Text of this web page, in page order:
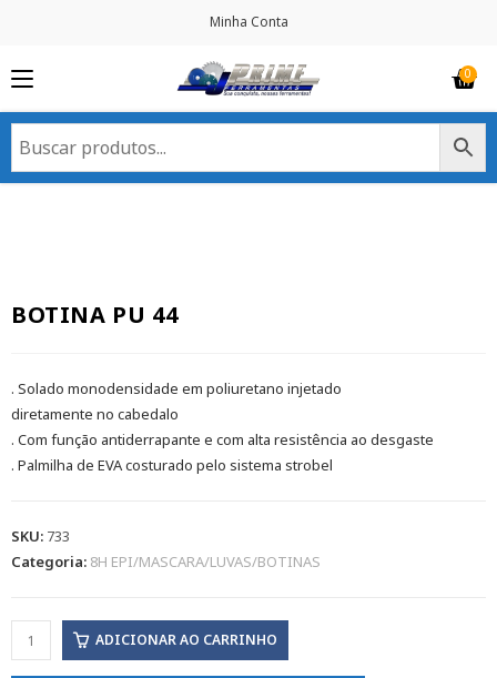
Minha Conta
BOTINA PU 44
. Solado monodensidade em poliuretano injetado
diretamente no cabedalo
. Com função antiderrapante e com alta resistência ao desgaste
. Palmilha de EVA costurado pelo sistema strobel
SKU: 733
Categoria: 8H EPI/MASCARA/LUVAS/BOTINAS
ADICIONAR AO CARRINHO